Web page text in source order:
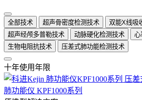
全部技术 超声骨密度检测技术
双能X线吸
超声经颅多普勒技术
动脉硬化检测技术
心
生物电阻抗技术
压差式肺功能检测技术
十年使用年限
肺功能仪 KPF1000系列